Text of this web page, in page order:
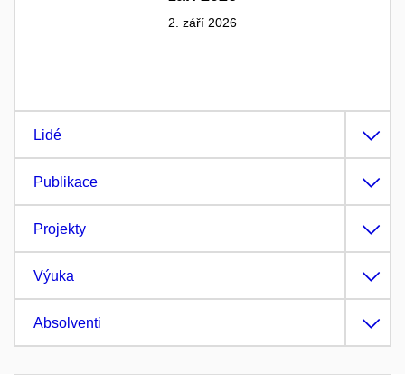
2. září 2026
Lidé
Publikace
Projekty
Výuka
Absolventi